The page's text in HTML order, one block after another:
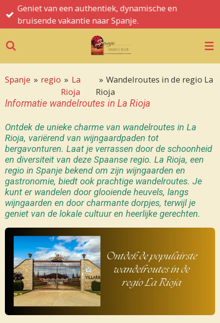
Ga
direct
de
van een authentiek, dynamische en
vakantie naar Spanje.
Spanje » regio » La
Rioja
» Wandelroutes in de regio La
Rioja
Informatie wandelroutes in La Rioja
Ontdek de unieke charme van wandelroutes in La
Rioja, variërend van wijngaardpaden tot
bergavonturen. Laat je verrassen door de schoonheid
en diversiteit van deze Spaanse regio. La Rioja, een
regio in Spanje bekend om zijn wijngaarden en
gastronomie, biedt ook prachtige wandelroutes. Je
kunt er wandelen door glooiende heuvels, langs
wijngaarden en door charmante dorpjes, terwijl je
geniet van de lokale cultuur en heerlijke gerechten.